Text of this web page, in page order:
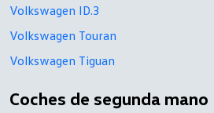
Volkswagen ID.3
Volkswagen Touran
Volkswagen Tiguan
Coches de segunda mano